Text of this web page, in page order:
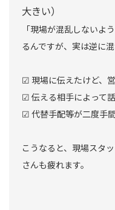
大きい）
「現場が混乱しないよ
るんですが、実は逆に
☑︎ 現場に伝えたけど、
☑︎ 伝える相手によって
☑︎ 代替手配等が二度手
こうなると、現場スタ
さんも疲れます。